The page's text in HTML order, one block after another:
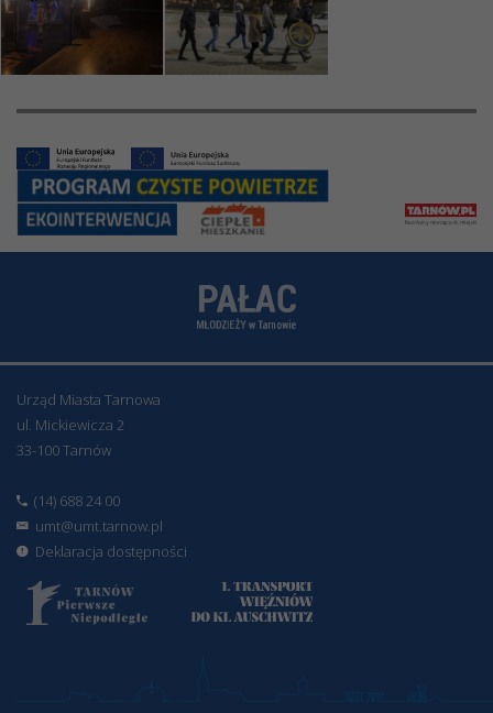
Urząd Miasta Tarnowa
ul. Mickiewicza 2
33-100 Tarnów
(14) 688 24 00
umt@umt.tarnow.pl
Deklaracja dostępności